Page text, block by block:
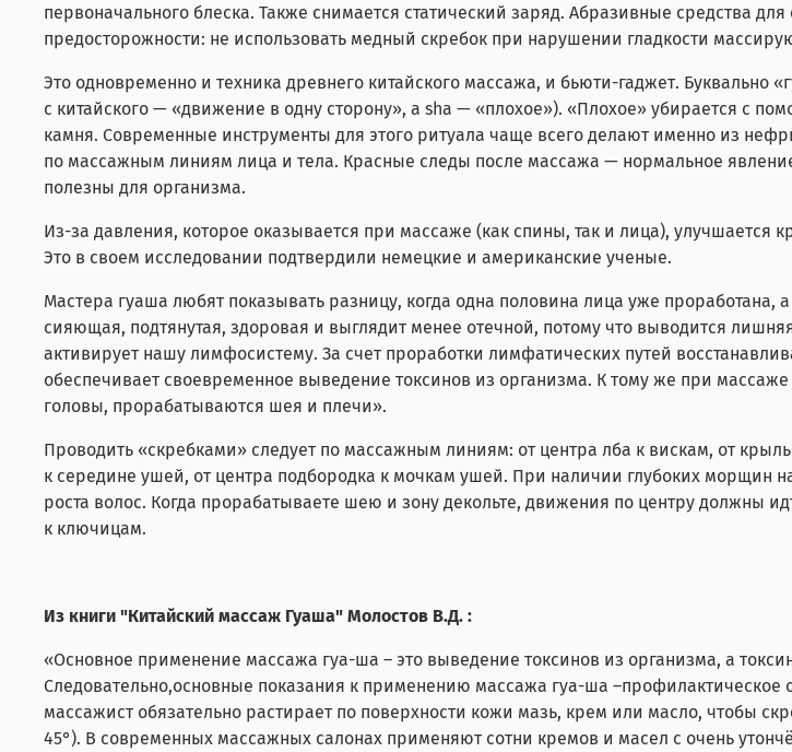
первоначального блеска. Также снимается статический заряд. Абразивные средства
предосторожности: не использовать медный скребок при нарушении гладкости
Это одновременно и техника древнего китайского массажа, и бьюти-гаджет. Буквально
с китайского — «движение в одну сторону», а sha — «плохое»). «Плохое» убирается с
камня. Современные инструменты для этого ритуала чаще всего делают именно из
по массажным линиям лица и тела. Красные следы после массажа — нормальное
полезны для организма.
Из-за давления, которое оказывается при массаже (как спины, так и лица),
Это в своем исследовании подтвердили немецкие и американские ученые.
Мастера гуаша любят показывать разницу, когда одна половина лица уже
сияющая, подтянутая, здоровая и выглядит менее отечной, потому что выводится
активирует нашу лимфосистему. За счет проработки лимфатических путей
обеспечивает своевременное выведение токсинов из организма. К тому же при
головы, прорабатываются шея и плечи».
Проводить «скребками» следует по массажным линиям: от центра лба к вискам, от
к середине ушей, от центра подбородка к мочкам ушей. При наличии глубоких морщин
роста волос. Когда прорабатываете шею и зону декольте, движения по центру должны
к ключицам.
Из книги "Китайский массаж Гуаша" Молостов В.Д. :
«Основное применение массажа гуа-ша – это выведение токсинов из организма, а
Следовательно,основные показания к применению массажа гуа-ша
массажист обязательно растирает по поверхности кожи мазь, крем или масло, чтобы
45°). В современных массажных салонах применяют сотни кремов и масел с очень